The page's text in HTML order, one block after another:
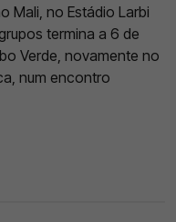
Mali, no Estádio Larbi
termina a 6 de
Verde, novamente no
num encontro